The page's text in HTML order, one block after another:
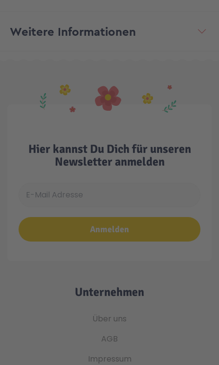
Weitere Informationen
Hier kannst Du Dich für unseren
Newsletter anmelden
Anmelden
Unternehmen
Über uns
AGB
Impressum